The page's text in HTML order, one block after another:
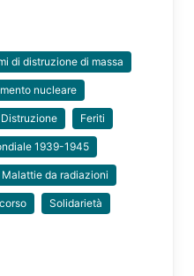
di distruzione di massa
nucleare
Distruzione Feriti
1939-1945
Malattie da radiazioni
Solidarietà